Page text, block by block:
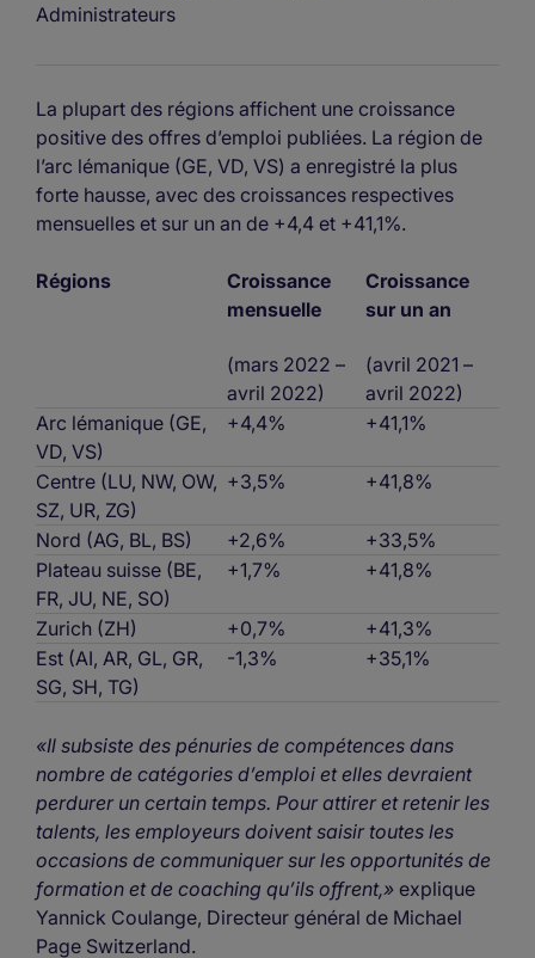
Administrateurs
La plupart des régions affichent une croissance
positive des offres d’emploi publiées. La région de
l’arc lémanique (GE, VD, VS) a enregistré la plus
forte hausse, avec des croissances respectives
mensuelles et sur un an de +4,4 et +41,1%.
Régions
Croissance
mensuelle
(mars 2022 –
avril 2022)
Croissance
sur un an
(avril 2021 –
avril 2022)
Arc lémanique (GE,
VD, VS)
+4,4% +41,1%
Centre (LU, NW, OW,
SZ, UR, ZG)
+3,5% +41,8%
Nord (AG, BL, BS) +2,6%
+33,5%
Plateau suisse (BE,
FR, JU, NE, SO)
+1,7% +41,8%
Zurich (ZH) +0,7%
+41,3%
Est (AI, AR, GL, GR,
SG, SH, TG)
-1,3% +35,1%
«Il subsiste des pénuries de compétences dans
nombre de catégories d’emploi et elles devraient
perdurer un certain temps. Pour attirer et retenir les
talents, les employeurs doivent saisir toutes les
occasions de communiquer sur les opportunités de
formation et de coaching qu’ils offrent,» explique
Yannick Coulange, Directeur général de Michael
Page Switzerland.